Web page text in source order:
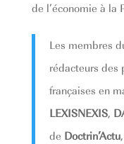
de l’économie à la
Les membres
rédacteurs des
françaises en
LEXISNEXIS,
de Doctrin’Actu